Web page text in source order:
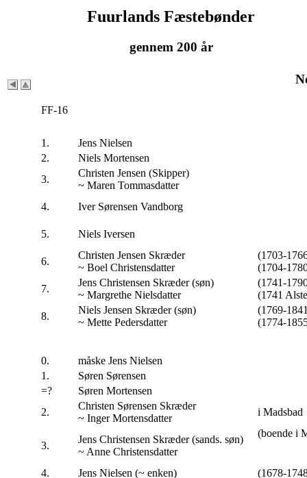
Fuurlands Fæstebønder
gennem 200 år
FF-16
1.
Jens Nielsen
2.
Niels Mortensen
3.
Christen Jensen (Skipper)
~ Maren Tommasdatter
4.
Iver Sørensen Vandborg
5. Niels Iversen
6.
Christen Jensen Skræder
~ Boel Christensdatter
(1703-
(1704-
7.
Jens Christensen Skræder (søn)
~ Margrethe Nielsdatter
(1741-
(1741
8.
Niels Jensen Skræder (søn)
~ Mette Pedersdatter
(1769-
(1774-
0.
måske Jens Nielsen
1.
Søren Sørensen
=?
Søren Mortensen
2.
Christen Sørensen Skræder
~ Inger Mortensdatter
i Madsbad
3.
Jens Christensen Skræder (sands. søn)
~ Anne Christensdatter
(boende i
4.
Jens Nielsen (~ enken)
(1678-